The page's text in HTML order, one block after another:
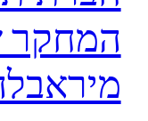
המחקר